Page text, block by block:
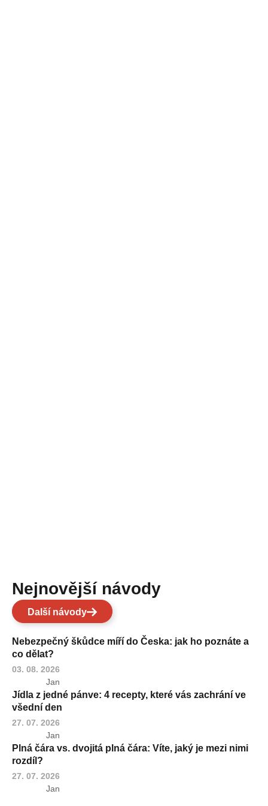
Nejnovější návody
Další návody
Nebezpečný škůdce míří do Česka: jak ho poznáte a
co dělat?
03. 08. 2026
Jan
Jídla z jedné pánve: 4 recepty, které vás zachrání ve
všední den
27. 07. 2026
Jan
Plná čára vs. dvojitá plná čára: Víte, jaký je mezi nimi
rozdíl?
27. 07. 2026
Jan